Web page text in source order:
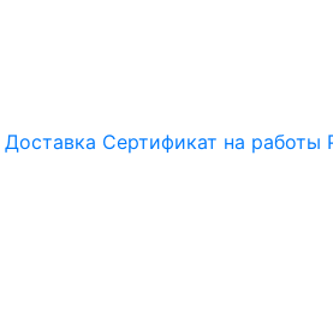
Доставка Сертификат на работы